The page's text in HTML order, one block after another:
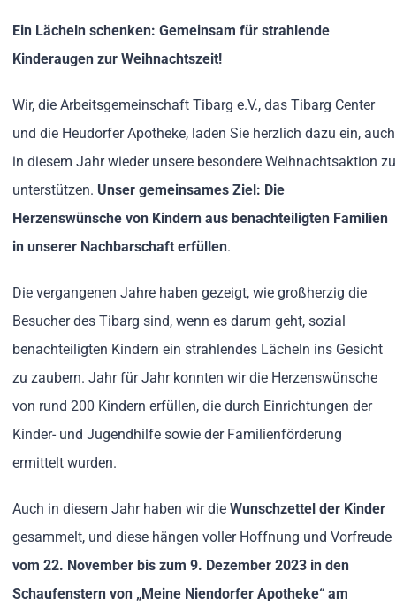
Ein Lächeln schenken: Gemeinsam für strahlende
Kinderaugen zur Weihnachtszeit!
Wir, die Arbeitsgemeinschaft Tibarg e.V., das Tibarg Center
und die Heudorfer Apotheke, laden Sie herzlich dazu ein, auch
in diesem Jahr wieder unsere besondere Weihnachtsaktion zu
unterstützen. Unser gemeinsames Ziel: Die
Herzenswünsche von Kindern aus benachteiligten Familien
in unserer Nachbarschaft erfüllen.
Die vergangenen Jahre haben gezeigt, wie großherzig die
Besucher des Tibarg sind, wenn es darum geht, sozial
benachteiligten Kindern ein strahlendes Lächeln ins Gesicht
zu zaubern. Jahr für Jahr konnten wir die Herzenswünsche
von rund 200 Kindern erfüllen, die durch Einrichtungen der
Kinder- und Jugendhilfe sowie der Familienförderung
ermittelt wurden.
Auch in diesem Jahr haben wir die Wunschzettel der Kinder
gesammelt, und diese hängen voller Hoffnung und Vorfreude
vom 22. November bis zum 9. Dezember 2023 in den
Schaufenstern von „Meine Niendorfer Apotheke“ am